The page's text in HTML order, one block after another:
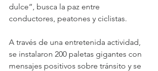
dulce”, busca la paz entre
conductores, peatones y ciclistas.
A través de una entretenida actividad,
se instalaron 200 paletas gigantes con
mensajes positivos sobre tránsito y se